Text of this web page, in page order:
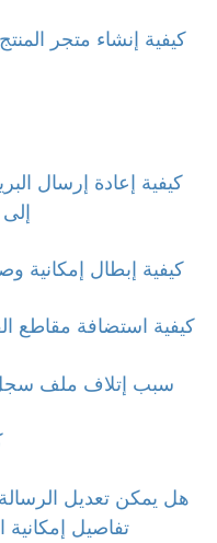
كيفية إعادة إرسال
كيفية إبطال إمكانية
كيفية استضافة مقاطع
سبب إتلاف ملف
هل يمكن تعديل الرسالة
تفاصيل إمكانية